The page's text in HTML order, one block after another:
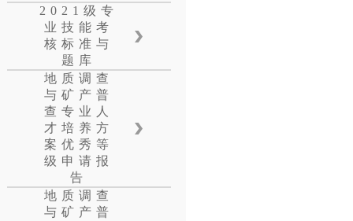
2021级专
业技能考
核标准与
题库
地质调查
与矿产普
查专业人
才培养方
案优秀等
级申请报
告
地质调查
与矿产普